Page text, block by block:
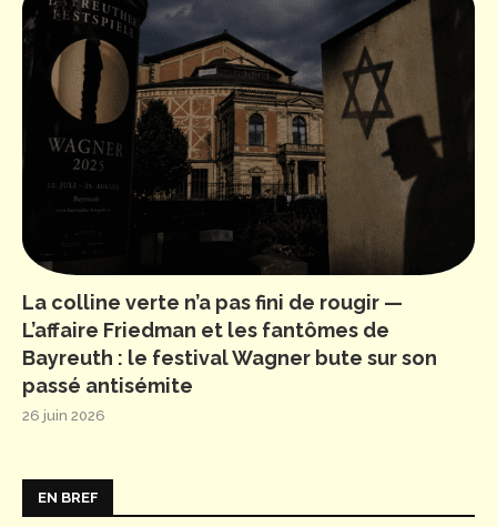
La colline verte n’a pas fini de rougir —
L’affaire Friedman et les fantômes de
Bayreuth : le festival Wagner bute sur son
passé antisémite
26 juin 2026
EN BREF